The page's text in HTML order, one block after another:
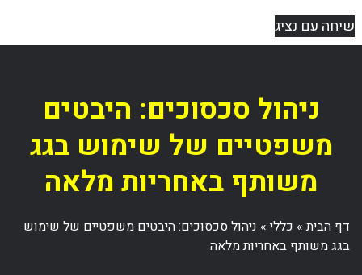
שיחה עם נציג
ניהול סכסוכים: היבטים
משפטיים של שימוש בגג
משותף באחריות מלאה
דף הבית» כללי» ניהול סכסוכים: היבטים משפטיים של שימוש
בגג משותף באחריות מלאה